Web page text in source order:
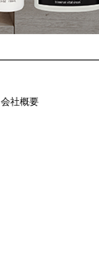
会社概要